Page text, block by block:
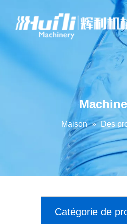
Maison » Des
Catégorie de